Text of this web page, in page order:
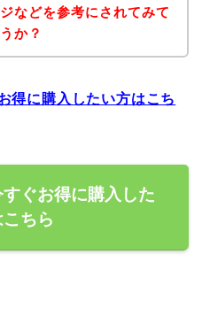
などを参考にされてみて
か？
得に購入したい方はこち
ぐお得に購入した
ちら